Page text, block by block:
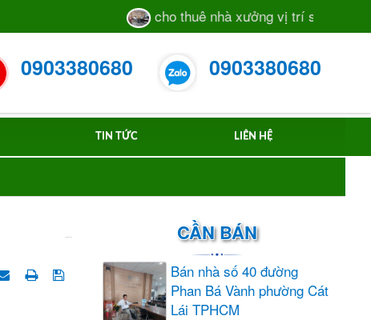
cho thuê nhà xưởng vị trí sát mặt tiền
0903380680 0903380680
TIN TỨC LIÊN HỆ
CẦN BÁN
Bán nhà số 40 đường
Phan Bá Vành phường Cát
Lái TPHCM